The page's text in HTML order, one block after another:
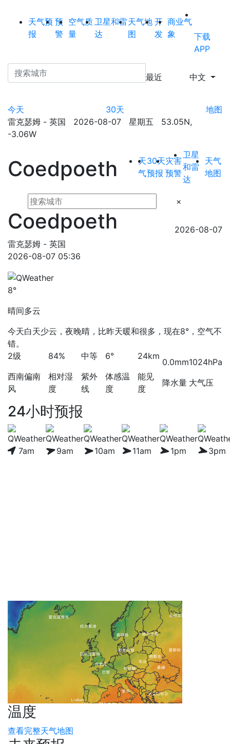
天气预
报
预
警
空气质
量
卫星和雷
达
天气地
图
开
发
商业气
象
下载
APP
最近 中文
今天 30天
地图
雷克瑟姆 - 英国 2026-08-07 星期五 53.05N,
-3.06W
Coedpoeth
天
气
30天
预报
灾害
预警
卫星
和雷
达
天气
地图
×
Coedpoeth
雷克瑟姆 - 英国
2026-08-07
2026-08-07 05:36
8°
晴间多云
今天白天少云，夜晚晴，比昨天暖和很多，现在8°，空气不
错。
2级
西南偏南
风
84%
相对湿
度
中等
紫外
线
6°
体感温
度
24km
能见
度
0.0mm
降水量
1024hPa
大气压
24小时预报
7am 9am 10am 11am 1pm 3pm
温度
查看完整天气地图